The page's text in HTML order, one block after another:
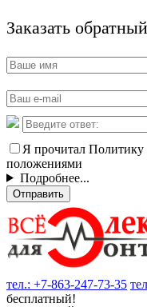
Заказать
Я прочитал Политику
положениями
Подробнее...
Отправить
тел.: +7-863-247-73-35
бесплатный!